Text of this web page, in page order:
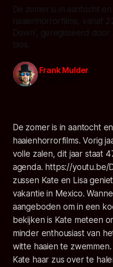
De zomer is in aantocht
haaienhorrorfilms, vanaf
Down', geregisseerd
bios.
Frank Mulder
De zomer is in aantocht
haaienhorrorfilms. Vorig
volle zalen, dit jaar staat
agenda. https://youtu.be/
zussen Kate en Lisa
vakantie in Mexico.
aangeboden om in een
bekijken is Kate meteen
minder enthousiast van
witte haaien te
Kate haar zus over te